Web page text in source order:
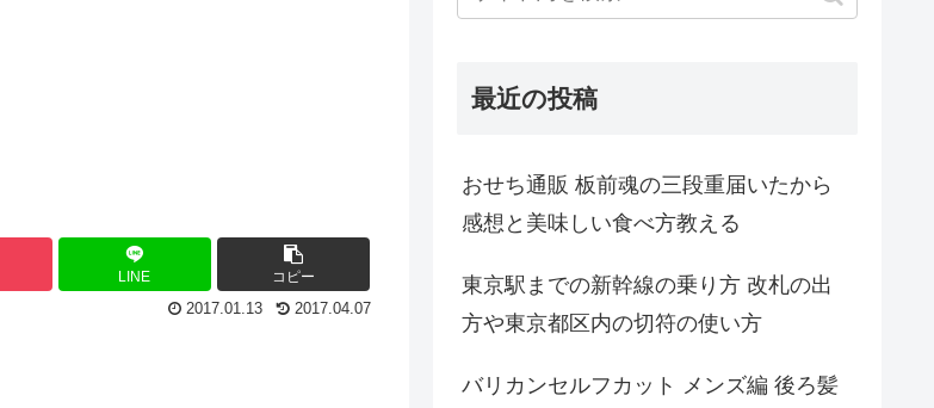
LINE
コピー
2017.04.07
2017.01.13
最近の投稿
おせち通販 板前魂の三段重届いたから
感想と美味しい食べ方教える
東京駅までの新幹線の乗り方 改札の出
方や東京都区内の切符の使い方
バリカンセルフカット メンズ編 後ろ髪